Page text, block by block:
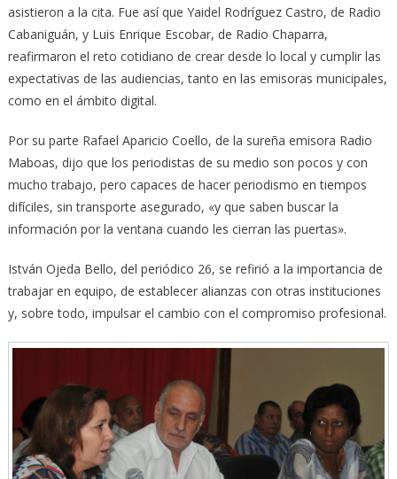
asistieron a la cita. Fue así que Yaidel Rodríguez Castro, de Radio
Cabaniguán, y Luis Enrique Escobar, de Radio Chaparra,
reafirmaron el reto cotidiano de crear desde lo local y cumplir las
expectativas de las audiencias, tanto en las emisoras municipales,
como en el ámbito digital.
Por su parte Rafael Aparicio Coello, de la sureña emisora Radio
Maboas, dijo que los periodistas de su medio son pocos y con
mucho trabajo, pero capaces de hacer periodismo en tiempos
difíciles, sin transporte asegurado, «y que saben buscar la
información por la ventana cuando les cierran las puertas».
István Ojeda Bello, del periódico 26, se refirió a la importancia de
trabajar en equipo, de establecer alianzas con otras instituciones
y, sobre todo, impulsar el cambio con el compromiso profesional.